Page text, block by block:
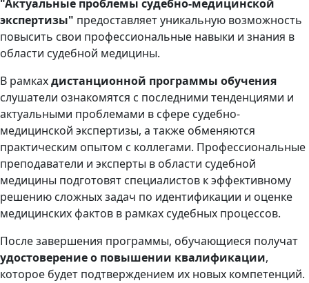
"Актуальные проблемы судебно-медицинской
экспертизы" предоставляет уникальную возможность
повысить свои профессиональные навыки и знания в
области судебной медицины.
В рамкахдистанционной программы обучения
слушатели ознакомятся с последними тенденциями и
актуальными проблемами в сфере судебно-
медицинской экспертизы, а также обменяются
практическим опытом с коллегами. Профессиональные
преподаватели и эксперты в области судебной
медицины подготовят специалистов к эффективному
решению сложных задач по идентификации и оценке
медицинских фактов в рамках судебных процессов.
После завершения программы, обучающиеся получат
удостоверениео повышении квалификации,
которое будет подтверждением их новых компетенций.